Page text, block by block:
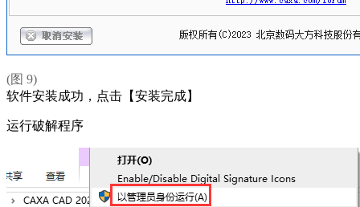
(图 9)
软件安装成功，点击【安装完成】
运行破解程序